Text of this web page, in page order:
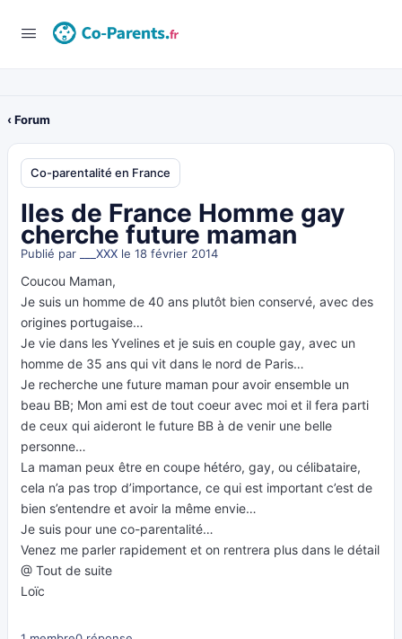
‹ Forum
Co-parentalité en France
Iles de France Homme gay
cherche future maman
Publié par ___XXX le 18 février 2014
Coucou Maman,
Je suis un homme de 40 ans plutôt bien conservé, avec des
origines portugaise…
Je vie dans les Yvelines et je suis en couple gay, avec un
homme de 35 ans qui vit dans le nord de Paris…
Je recherche une future maman pour avoir ensemble un
beau BB; Mon ami est de tout coeur avec moi et il fera parti
de ceux qui aideront le future BB à de venir une belle
personne…
La maman peux être en coupe hétéro, gay, ou célibataire,
cela n’a pas trop d’importance, ce qui est important c’est de
bien s’entendre et avoir la même envie…
Je suis pour une co-parentalité…
Venez me parler rapidement et on rentrera plus dans le détail
@ Tout de suite
Loïc